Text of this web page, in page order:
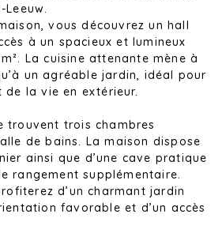
vous découvrez un hall
à un spacieux et lumineux
La cuisine attenante mène à
un agréable jardin, idéal pour
la vie en extérieur.
trouvent trois chambres
de bains. La maison dispose
ainsi que d’une cave pratique
rangement supplémentaire.
d’un charmant jardin
favorable et d’un accès